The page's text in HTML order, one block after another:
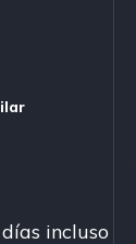
incluso